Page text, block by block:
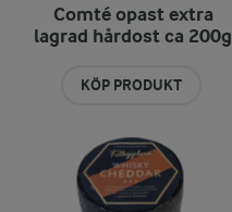
Comté opast extra
lagrad hårdost ca 200g
KÖP PRODUKT